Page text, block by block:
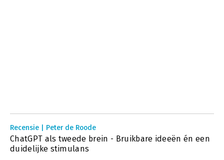
Recensie | Peter de Roode
ChatGPT als tweede brein - Bruikbare ideeën én een
duidelijke stimulans